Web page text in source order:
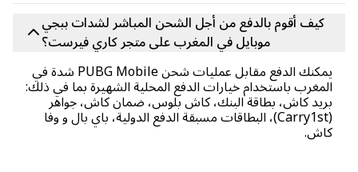
كيف أقوم بالدفع من أجل الشحن المباشر لشدات ببجي
موبايل في المغرب على متجر كاري فيرست؟
يمكنك الدفع مقابل عمليات شحن PUBG Mobile شدة في
باستخدام خيارات الدفع المحلية الشهيرة بما في ذلك:
كاش، بطاقة البنك، كاش بلوس، ضمان كاش، جواهر
(Carry1st)، البطاقات مسبقة الدفع الدولية، باي بال و وفا